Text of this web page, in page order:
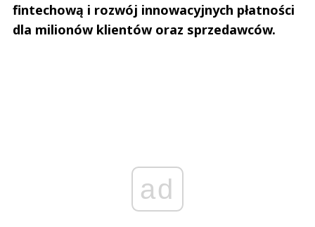
fintechową i rozwój innowacyjnych płatności
dla milionów klientów oraz sprzedawców.
ad